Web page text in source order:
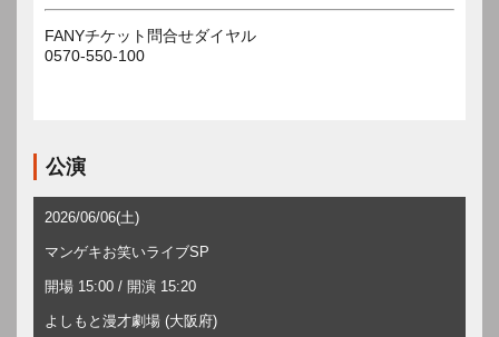
FANYチケット問合せダイヤル
0570-550-100
公演
2026/06/06(土)
マンゲキお笑いライブSP
開場 15:00 / 開演 15:20
よしもと漫才劇場 (大阪府)